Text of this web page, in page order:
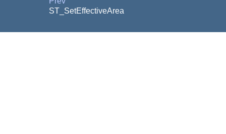
ST_SetEffectiveArea